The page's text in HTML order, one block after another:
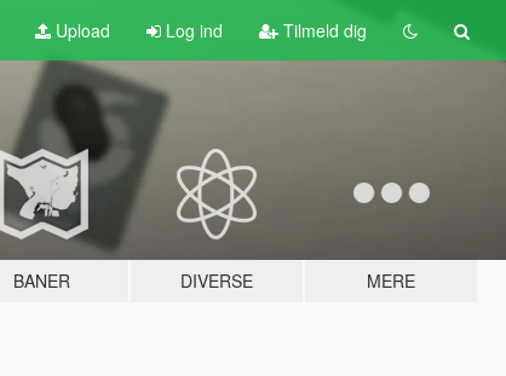
Upload Log ind Tilmeld dig
BANER DIVERSE MERE